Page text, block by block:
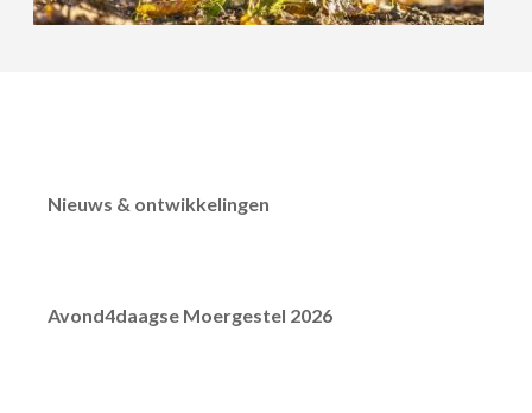
Nieuws & ontwikkelingen
Avond4daagse Moergestel 2026